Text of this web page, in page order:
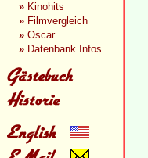
» Kinohits
» Filmvergleich
» Oscar
» Datenbank Infos